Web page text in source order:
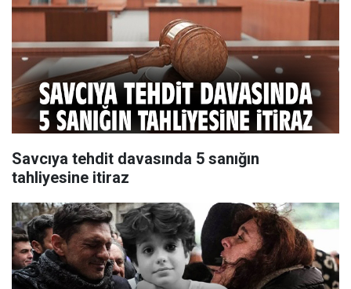
Savcıya tehdit davasında 5 sanığın
tahliyesine itiraz